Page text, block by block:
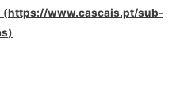
(https://www.cascais.pt/sub-
)